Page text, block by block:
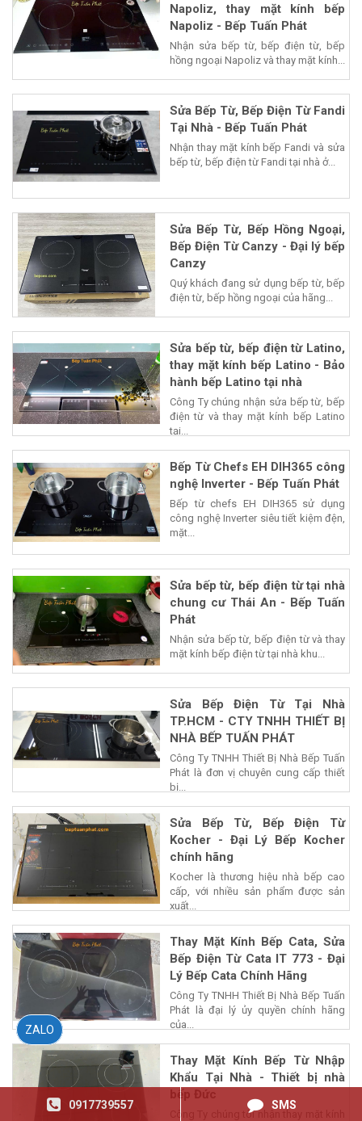
Napoliz, thay mặt kính bếp
Napoliz - Bếp Tuấn Phát
Nhận sửa bếp từ, bếp điện từ, bếp
hồng ngoại Napoliz và thay mặt kính...
Sửa Bếp Từ, Bếp Điện Từ Fandi
Tại Nhà - Bếp Tuấn Phát
Nhận thay mặt kính bếp Fandi và sửa
bếp từ, bếp điện từ Fandi tại nhà ở...
Sửa Bếp Từ, Bếp Hồng Ngoại,
Bếp Điện Từ Canzy - Đại lý bếp
Canzy
Quý khách đang sử dụng bếp từ, bếp
điện từ, bếp hồng ngoại của hãng...
Sửa bếp từ, bếp điện từ Latino,
thay mặt kính bếp Latino - Bảo
hành bếp Latino tại nhà
Công Ty chúng nhận sửa bếp từ, bếp
điện từ và thay mặt kính bếp Latino
tại...
Bếp Từ Chefs EH DIH365 công
nghệ Inverter - Bếp Tuấn Phát
Bếp từ chefs EH DIH365 sử dụng
công nghệ Inverter siêu tiết kiệm đện,
mặt...
Sửa bếp từ, bếp điện từ tại nhà
chung cư Thái An - Bếp Tuấn
Phát
Nhận sửa bếp từ, bếp điện từ và thay
mặt kính bếp điện từ tại nhà khu...
Sửa Bếp Điện Từ Tại Nhà
TP.HCM - CTY TNHH THIẾT BỊ
NHÀ BẾP TUẤN PHÁT
Công Ty TNHH Thiết Bị Nhà Bếp Tuấn
Phát là đơn vị chuyên cung cấp thiết
bị...
Sửa Bếp Từ, Bếp Điện Từ
Kocher - Đại Lý Bếp Kocher
chính hãng
Kocher là thương hiệu nhà bếp cao
cấp, với nhiều sản phẩm được sản
xuất...
Thay Mặt Kính Bếp Cata, Sửa
Bếp Điện Từ Cata IT 773 - Đại
Lý Bếp Cata Chính Hãng
Công Ty TNHH Thiết Bị Nhà Bếp Tuấn
Phát là đại lý ủy quyền chính hãng
của...
Thay Mặt Kính Bếp Từ Nhập
Khẩu Tại Nhà - Thiết bị nhà
bếp Đức
Công Ty chúng tôi nhận thay mặt kính
0917739557 SMS
ZALO